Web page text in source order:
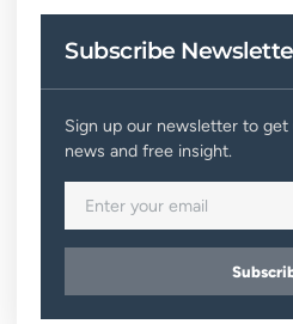
Subscribe
Sign up our newsletter to
news and free insight.